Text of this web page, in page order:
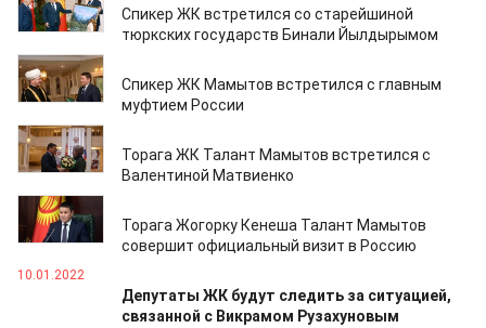
Спикер ЖК встретился со старейшиной
тюркских государств Бинали Йылдырымом
23.02.2022
Спикер ЖК Мамытов встретился с главным
муфтием России
22.02.2022
Торага ЖК Талант Мамытов встретился с
Валентиной Матвиенко
18.02.2022
Торага Жогорку Кенеша Талант Мамытов
совершит официальный визит в Россию
10.01.2022
Депутаты ЖК будут следить за ситуацией,
связанной с Викрамом Рузахуновым